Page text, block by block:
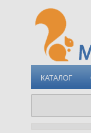
КАТАЛОГ